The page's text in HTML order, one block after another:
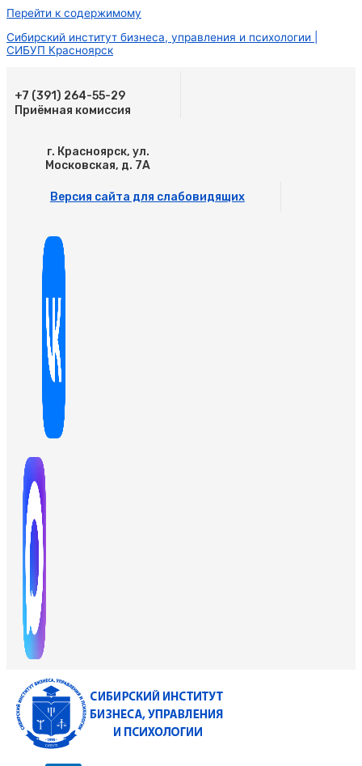
Перейти к содержимому
Сибирский институт бизнеса, управления и психологии |
СИБУП Красноярск
+7 (391) 264-55-29
Приёмная комиссия
г. Красноярск, ул.
Московская, д. 7А
Версия сайта для слабовидящих